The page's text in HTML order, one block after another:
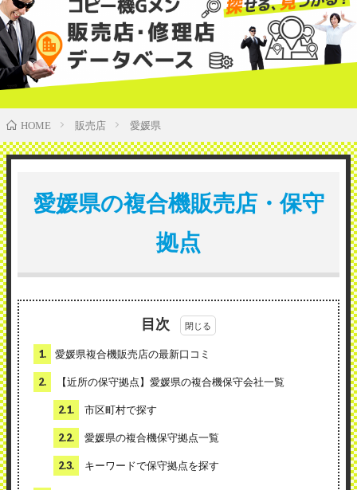
HOME 販売店 愛媛県
愛媛県の複合機販売店・保守
拠点
目次
1. 愛媛県複合機販売店の最新口コミ
2. 【近所の保守拠点】愛媛県の複合機保守会社一覧
2.1. 市区町村で探す
2.2. 愛媛県の複合機保守拠点一覧
2.3. キーワードで保守拠点を探す